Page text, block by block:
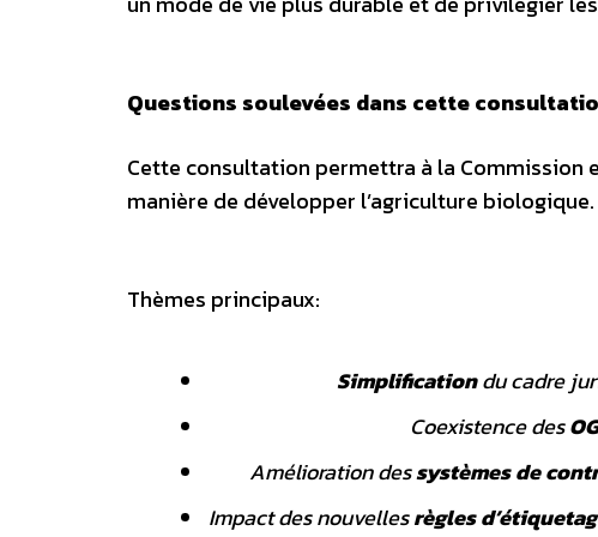
Questions soulevées dans cette
Cette consultation permettra à la Commission
manière de développer l’agriculture biologique.
Thèmes principaux:
Simplificationdu cadre
Coexistence des
Amélioration dessystèmes de
Impact des nouvellesrègles